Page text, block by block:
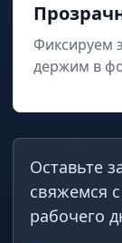
Фиксируем
держим в
Оставьте
свяжемся
рабочего